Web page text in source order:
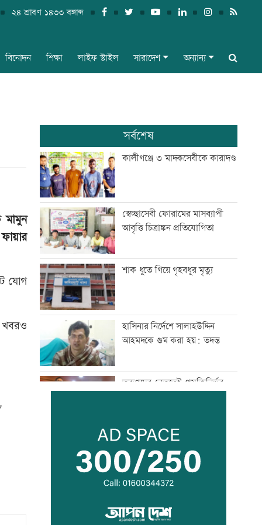
২৪ শ্রাবণ ১৪৩৩ বঙ্গাব্দ
বিনোদন শিক্ষা লাইফ স্টাইল সারাদেশ অন্যান্য
মামুন
যোগ
খবরও
সর্বশেষ
কালীগঞ্জে ৩ মাদকসেবীকে কারাদণ্ড
স্বেচ্ছাসেবী ফোরামের মাসব্যাপী
আবৃত্তি চিত্রাঙ্কন প্রতিযোগিতা
শাক ধুতে গিয়ে গৃহবধূর মৃত্যু
হাসিনার নির্দেশে সালাহউদ্দিন
আহমদকে গুম করা হয়: তদন্ত
তরুণদের নেতৃত্বেই প্রযুক্তিনির্ভর
লক্ষ্মীপুর জেলা প্রশাসনের ১৪
কর্মকর্তা-কর্মচারীর বিদায়ী সংবর্ধনা
ইরান